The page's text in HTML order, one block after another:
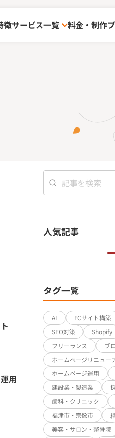
徴サービス一覧 料金・制作
用
人気記事
タグ一覧
AI ECサイト構築
SEO対策
Shopify
フリーランス
ブ
ホームページリニュー
ホームページ運用
建設業・製造業
歯科・クリニック
福津市・宗像市
美容・サロン・整骨院